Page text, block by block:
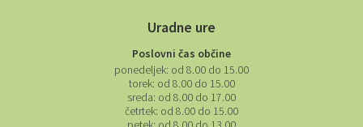
Uradne ure
Poslovni čas občine
ponedeljek: od 8.00 do 15.00
torek: od 8.00 do 15.00
sreda: od 8.00 do 17.00
četrtek: od 8.00 do 15.00